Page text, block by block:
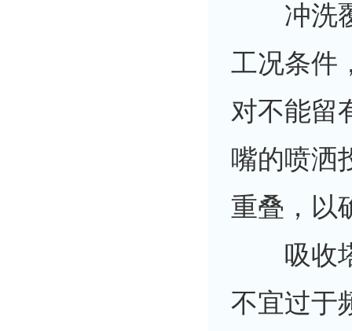
冲洗覆
工况条件
对不能留
嘴的喷洒
重叠，以
吸收塔
不宜过于